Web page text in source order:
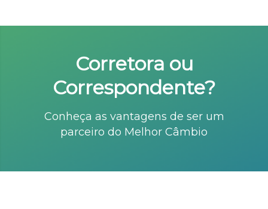
Corretora ou
Correspondente?
Conheça as vantagens de ser um
parceiro do Melhor Câmbio